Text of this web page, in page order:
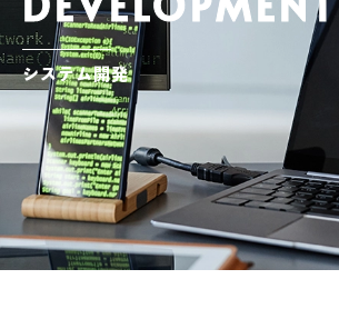
システム開発